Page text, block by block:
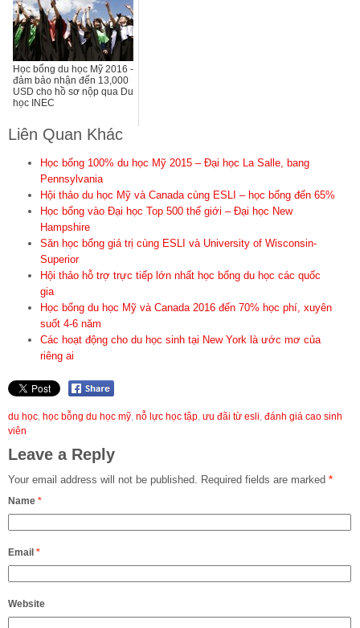
Học bổng du học Mỹ 2016 -
đảm bảo nhận đến 13,000
USD cho hồ sơ nộp qua Du
học INEC
Liên Quan Khác
Học bổng 100% du học Mỹ 2015 – Đại học La Salle, bang
Pennsylvania
Hội thảo du học Mỹ và Canada cùng ESLI – học bổng đến 65%
Học bổng vào Đại học Top 500 thế giới – Đại học New
Hampshire
Săn học bổng giá trị cùng ESLI và University of Wisconsin-
Superior
Hội thảo hỗ trợ trực tiếp lớn nhất học bổng du học các quốc
gia
Học bổng du học Mỹ và Canada 2016 đến 70% học phí, xuyên
suốt 4-6 năm
Các hoạt động cho du học sinh tại New York là ước mơ của
riêng ai
du học, học bỗng du học mỹ, nỗ lực học tập, ưu đãi từ esli, đánh giá cao sinh
viên
Leave a Reply
Your email address will not be published. Required fields are marked *
Name *
Email *
Website